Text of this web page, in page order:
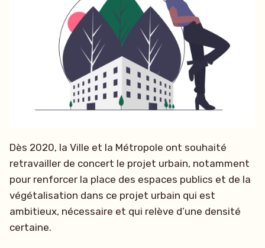
Dès 2020, la Ville et la Métropole ont souhaité
retravailler de concert le projet urbain, notamment
pour renforcer la place des espaces publics et de la
végétalisation dans ce projet urbain qui est
ambitieux, nécessaire et qui relève d’une densité
certaine.